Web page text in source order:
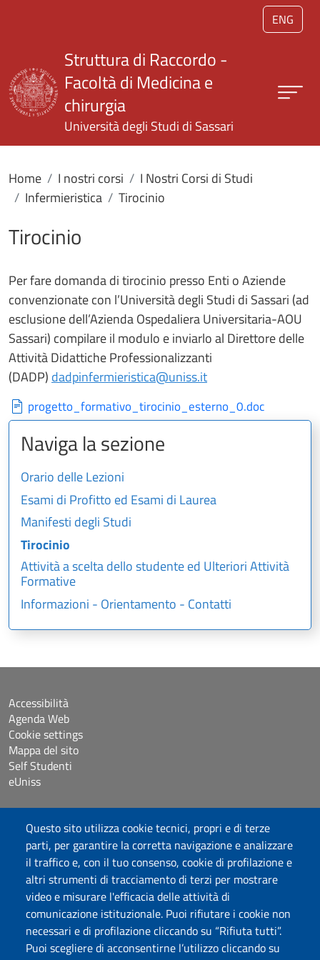
Salta al contenuto principale
ENG
Questo sito utilizza cookie tecnici, propri e di terze
parti, per garantire la corretta navigazione e analizzare
il traffico e, con il tuo consenso, cookie di profilazione e
altri strumenti di tracciamento di terzi per mostrare
video e misurare l'efficacia delle attività di
comunicazione istituzionale. Puoi rifiutare i cookie non
necessari e di profilazione cliccando su “Rifiuta tutti”.
Puoi scegliere di acconsentirne l’utilizzo cliccando su
Struttura di Raccordo -
Facoltà di Medicina e
chirurgia
Università degli Studi di Sassari
Home I nostri corsi
I Nostri Corsi di Studi
Infermieristica
Tirocinio
Tirocinio
Per fare domanda di tirocinio presso Enti o Aziende
convenzionate con l’Università degli Studi di Sassari (ad
esclusione dell’Azienda Ospedaliera Universitaria-AOU
Sassari) compilare il modulo e inviarlo al Direttore delle
Attività Didattiche Professionalizzanti
(DADP) dadpinfermieristica@uniss.it
progetto_formativo_tirocinio_esterno_0.doc
Naviga la sezione
Orario delle Lezioni
Esami di Profitto ed Esami di Laurea
Manifesti degli Studi
Tirocinio
Attività a scelta dello studente ed Ulteriori Attività
Formative
Informazioni - Orientamento - Contatti
Università degli Studi di Sassari
Struttura di Raccordo
Accessibilità
Agenda Web
Cookie settings
Mappa del sito
Self Studenti
eUniss
Dichiarazione di accessibilità
Posta elettronica @uniss.it
Protocollo
Seguici su